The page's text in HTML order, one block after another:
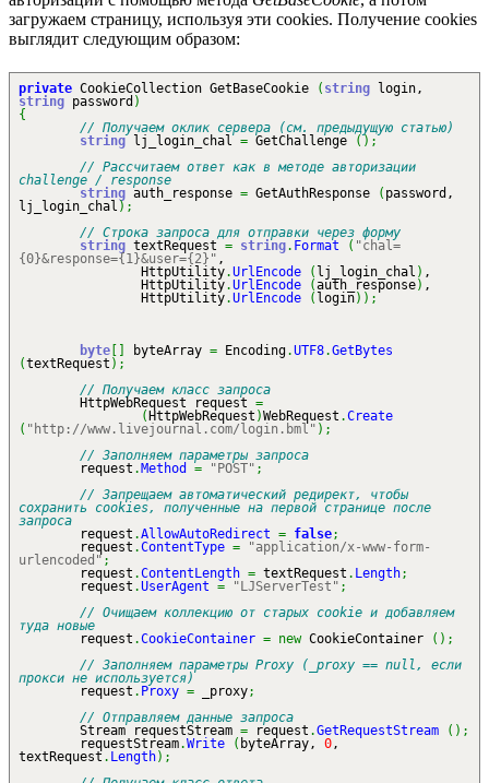
загружаем страницу, используя эти cookies. Получение cookies
выглядит следующим образом:
private CookieCollection GetBaseCookie ( string login,
string password )
{
// Получаем оклик сервера (см. предыдущую статью)
string lj_login_chal = GetChallenge ( ) ;
// Рассчитаем ответ как в методе авторизации
challenge / response
string auth_response = GetAuthResponse ( password,
lj_login_chal ) ;
// Строка запроса для отправки через форму
string textRequest = string. Format ( "chal=
{0}&response={1}&user={2}" ,
HttpUtility.UrlEncode ( lj_login_chal ) ,
HttpUtility.UrlEncode (auth_response) ,
HttpUtility.UrlEncode ( login) ) ;
byte byteArray = Encoding.UTF8.GetBytes
(textRequest ) ;
// Получаем класс запроса
HttpWebRequest request =
( HttpWebRequest )WebRequest .Create
( "http://www.livejournal.com/login.bml" ) ;
// Заполняем параметры запроса
request . Method = "POST" ;
// Запрещаем автоматический редирект, чтобы
сохранить cookies, полученные на первой странице после
запроса
request .AllowAutoRedirect = false;
request .ContentType =
"application/x-www-form-
urlencoded" ;
request .ContentLength = textRequest . Length;
request .UserAgent = "LJServerTest" ;
// Очищаем коллекцию от старых cookie и добавляем
туда новые
request .CookieContainer = newCookieContainer ( ) ;
// Заполняем параметры Proxy (_proxy == null, если
прокси не используется)
request . Proxy = _proxy;
// Отправляем данные запроса
Stream requestStream = request .GetRequestStream ( ) ;
requestStream.Write ( byteArray, 0,
textRequest . Length) ;